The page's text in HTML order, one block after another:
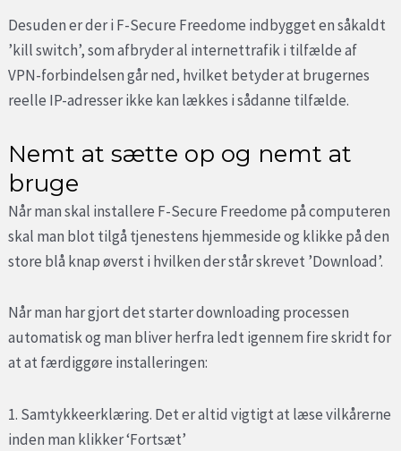
Desuden er der i F-Secure Freedome indbygget en såkaldt
’kill switch’, som afbryder al internettrafik i tilfælde af
VPN-forbindelsen går ned, hvilket betyder at brugernes
reelle IP-adresser ikke kan lækkes i sådanne tilfælde.
Nemt at sætte op og nemt at
bruge
Når man skal installere F-Secure Freedome på computeren
skal man blot tilgå tjenestens hjemmeside og klikke på den
store blå knap øverst i hvilken der står skrevet ’Download’.
Når man har gjort det starter downloading processen
automatisk og man bliver herfra ledt igennem fire skridt for
at at færdiggøre installeringen:
1. Samtykkeerklæring. Det er altid vigtigt at læse vilkårerne
inden man klikker ‘Fortsæt’